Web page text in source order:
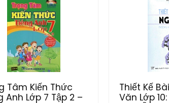
Tâm Kiến Thức
Anh Lớp 7 Tập 2 –
Thiết Kế
Văn Lớp